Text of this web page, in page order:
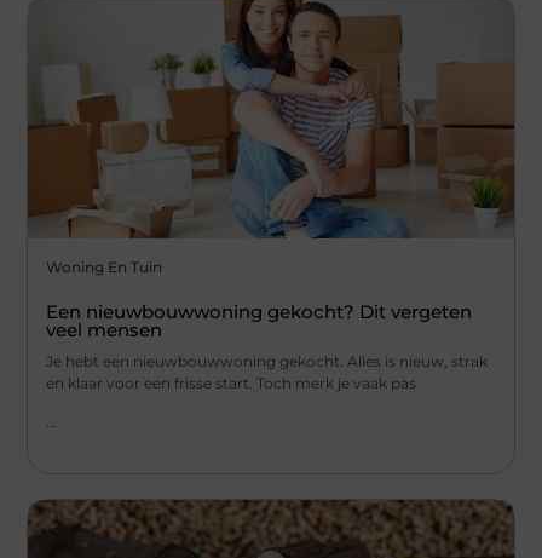
Woning En Tuin
Een nieuwbouwwoning gekocht? Dit vergeten
veel mensen
Je hebt een nieuwbouwwoning gekocht. Alles is nieuw, strak
en klaar voor een frisse start. Toch merk je vaak pas
...